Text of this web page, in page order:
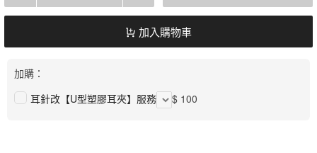
加入購物車
加購：
耳針改【U型塑膠耳夾】服務
$ 100